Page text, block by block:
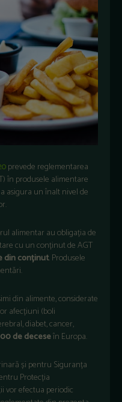
prevede reglementarea
în produsele alimentare
asigura un înalt nivel de
alimentar au obligația de
cu un conținut de AGT
din conținut. Produsele
din alimente, considerate
afecțiuni (boli
diabet, cancer,
de deceseîn Europa.
și pentru Siguranța
Protecția
vor efectua periodic